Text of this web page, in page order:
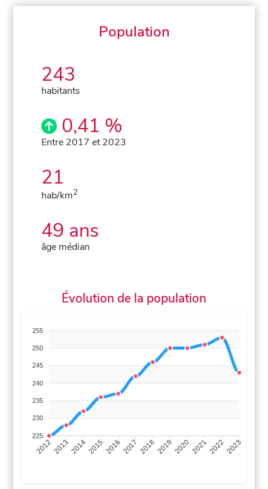
Population
243
habitants
0,41 %
Entre 2017 et 2023
21
hab/km2
49 ans
âge médian
Évolution de la population
255
250
245
240
235
230
225
201220132014201520162017 20182019 2020202120222023